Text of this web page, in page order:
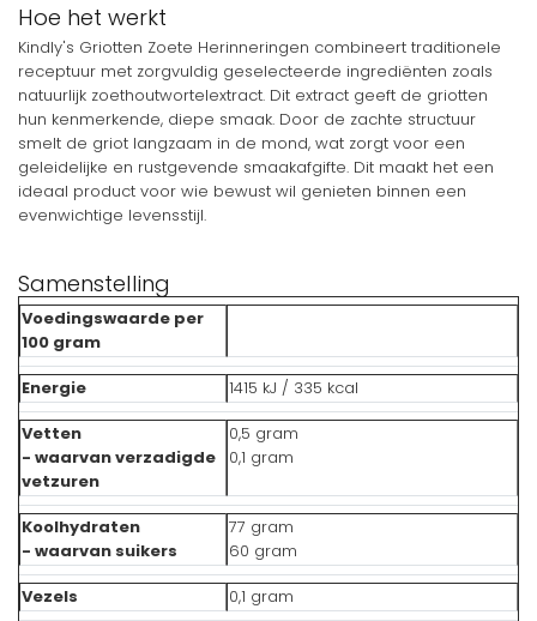
Hoe het werkt
Kindly's Griotten Zoete Herinneringen combineert traditionele
receptuur met zorgvuldig geselecteerde ingrediënten zoals
natuurlijk zoethoutwortelextract. Dit extract geeft de griotten
hun kenmerkende, diepe smaak. Door de zachte structuur
smelt de griot langzaam in de mond, wat zorgt voor een
geleidelijke en rustgevende smaakafgifte. Dit maakt het een
ideaal product voor wie bewust wil genieten binnen een
evenwichtige levensstijl.
Samenstelling
Voedingswaarde per
100 gram
Energie
1415 kJ / 335 kcal
Vetten
- waarvan verzadigde
vetzuren
0,5 gram
0,1 gram
Koolhydraten
- waarvan suikers
77 gram
60 gram
Vezels
0,1 gram